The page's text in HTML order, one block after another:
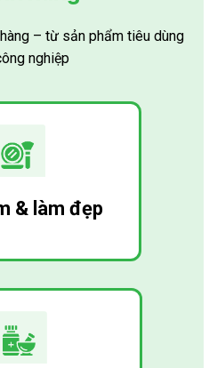
– từ sản phẩm tiêu dùng
nghiệp
& làm đẹp